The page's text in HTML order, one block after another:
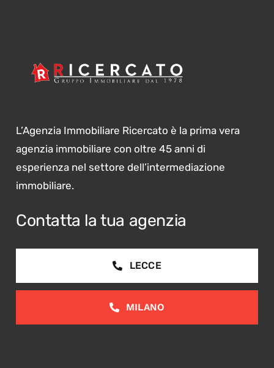
L’Agenzia Immobiliare Ricercato è la prima vera
agenzia immobiliare con oltre 45 anni di
esperienza nel settore dell’intermediazione
immobiliare.
Contatta la tua agenzia
LECCE
MILANO